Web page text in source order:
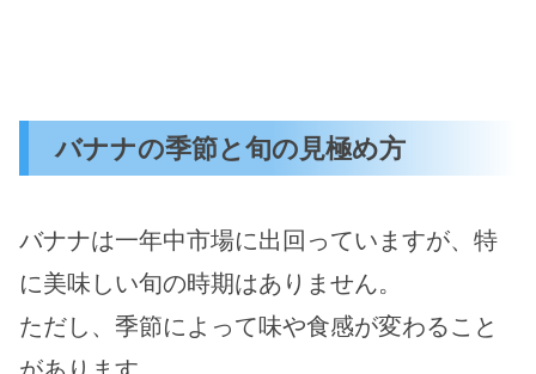
バナナの季節と旬の見極め方
バナナは一年中市場に出回っていますが、特
に美味しい旬の時期はありません。
ただし、季節によって味や食感が変わること